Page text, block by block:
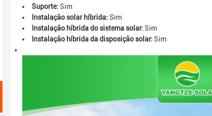
Suporte: Sim
Instalação solar híbrida: Sim
Instalação híbrida do sistema solar: Sim
Instalação híbrida da disposição solar: Sim